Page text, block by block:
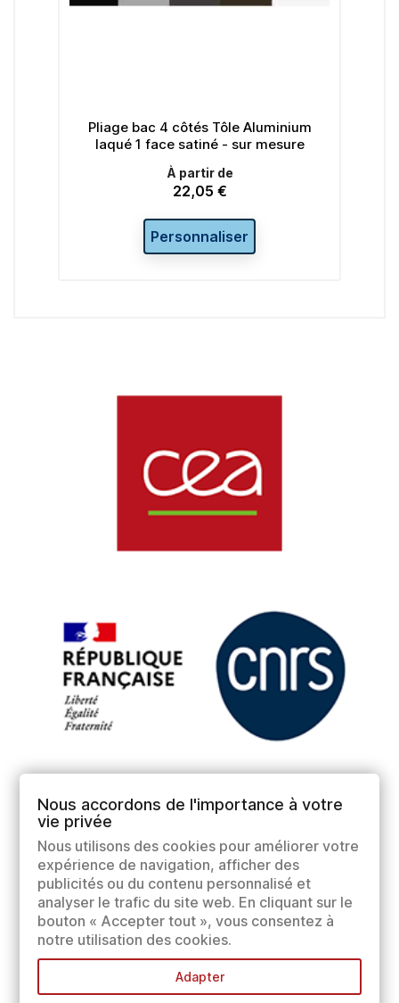
Pliage bac 4 côtés Tôle Aluminium
laqué 1 face satiné - sur mesure
À partir de
Prix
22,05 €
Personnaliser
Nous accordons de l'importance à votre
vie privée
Nous utilisons des cookies pour améliorer votre
expérience de navigation, afficher des
publicités ou du contenu personnalisé et
analyser le trafic du site web. En cliquant sur le
bouton « Accepter tout », vous consentez à
notre utilisation des cookies.
Adapter